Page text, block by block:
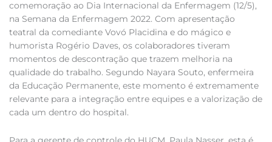
comemoração ao Dia Internacional da Enfermagem (12/5),
na Semana da Enfermagem 2022. Com apresentação
teatral da comediante Vovó Placidina e do mágico e
humorista Rogério Daves, os colaboradores tiveram
momentos de descontração que trazem melhoria na
qualidade do trabalho. Segundo Nayara Souto, enfermeira
da Educação Permanente, este momento é extremamente
relevante para a integração entre equipes e a valorização de
cada um dentro do hospital.